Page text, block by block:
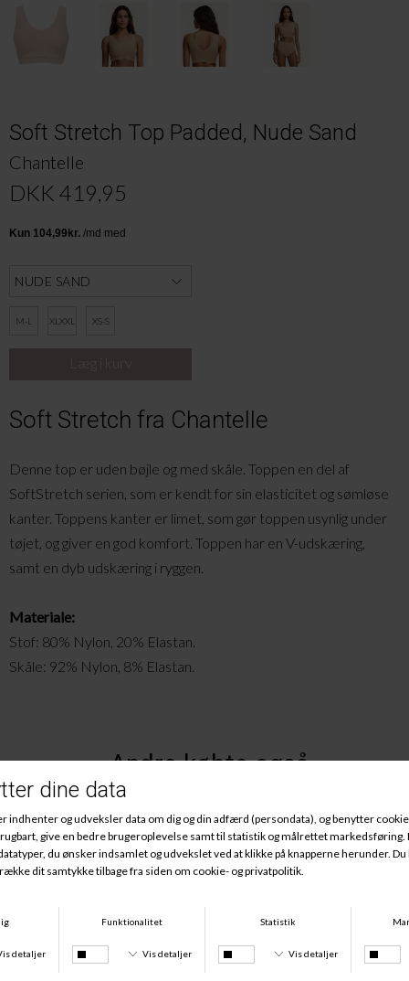
Soft Stretch Top Padded, Nude Sand
Chantelle
DKK 419,95
M-L XLXXL XS-S
Soft Stretch fra Chantelle
Denne top er uden bøjle og med skåle. Toppen en del af
SoftStretch serien, som er kendt for sin elasticitet og sømløse
kanter. Toppens kanter er limet, som gør toppen usynlig under
tøjet, og giver en god komfort. Toppen har en V-udskæring,
samt en dyb udskæring i ryggen.
Materiale:
Stof: 80% Nylon, 20% Elastan.
Skåle: 92% Nylon, 8% Elastan.
Andre købte også
-25%